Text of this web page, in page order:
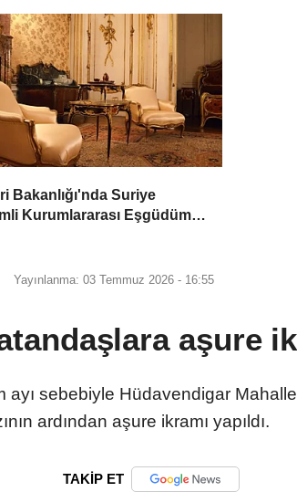
Bakanlığı'nda Suriye
Kurumlararası Eşgüdüm
Yayınlanma: 03 Temmuz 2026 - 16:55
aşure
sebebiyle Hüdavendigar
ardından aşure ikramı yapıldı.
TAKİP ET